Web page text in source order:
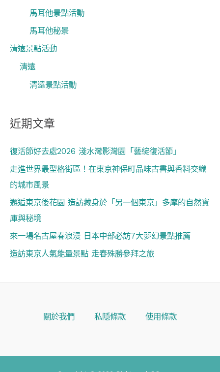
馬耳他景點活動
馬耳他秘景
清遠景點活動
清遠
清遠景點活動
近期文章
復活節好去處2026 淺水灣影灣園「藝綻復活節」
走進世界最型格街區！在東京神保町品味古書與香料交織
的城市風景
邂逅東京後花園 造訪藏身於「另一個東京」多摩的自然寶
庫與秘境
來一場名古屋春浪漫 日本中部必訪7大夢幻景點推薦
造訪東京人氣能量景點 走春殊勝參拜之旅
關於我們 私隱條款 使用條款